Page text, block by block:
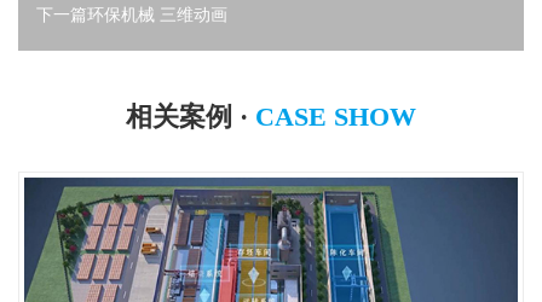
下一篇环保机械 三维动画
相关案例 · CASE SHOW